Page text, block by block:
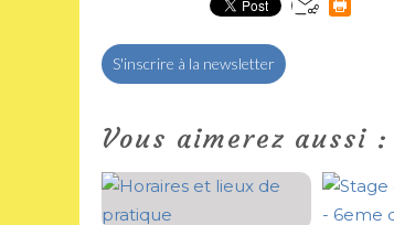
S'inscrire à la newsletter
Vous aimerez aussi :